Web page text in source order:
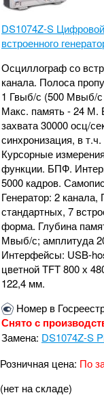
DS1074Z-S
встроенного
Осциллограф со
канала. Полоса
1 Гвыб/с (500 Мвыб/
Макс. память - 24 М.
захвата 30000 осц/
синхронизация, в
Курсорные
функции. БПФ.
5000 кадров.
Генератор: 2
стандартных, 7
форма. Глубина
Мвыб/с; амплитуда
Интерфейсы: USB-
цветной TFT 800 х
122,4 мм.
Номер в
Снято с
Замена: DS1074Z-S
Розничная цена: По
(нет на складе)